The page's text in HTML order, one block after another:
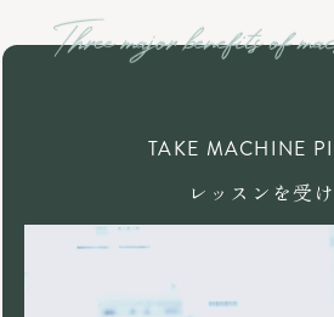
TAKE MACHINE
レッスンを受